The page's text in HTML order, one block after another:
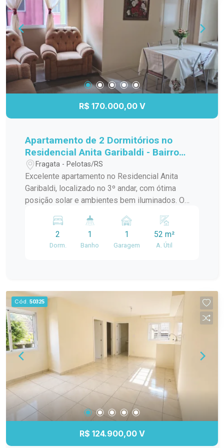
R$ 170.000,00 V
Apartamento de 2 Dormitórios no
Residencial Anita Garibaldi - Bairro
Fragata
Fragata - Pelotas/RS
Excelente apartamento no Residencial Anita
Garibaldi, localizado no 3º andar, com ótima
posição solar e ambientes bem iluminados. O
cozinha, área de serviço e banheiro social,
oferecendo conforto e praticidade para o dia a
Duque de Caxias, com fácil acesso a
supermercados, escolas, farmácias, transporte
público e demais conveniências. Ideal para quem
busca segurança, boa localização e excelente
custo-benefício.
2
Dorm.
1
Banho
1
Garagem
52 m²
A. Útil
Cód. 50325
R$ 124.900,00 V